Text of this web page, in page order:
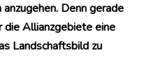
Denn gerade
Allianzgebiete eine
Landschaftsbild zu